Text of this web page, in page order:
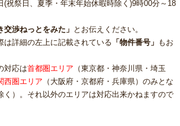
(祝祭日、夏季・年末年始休暇時除く)9時00分～18
交渉ねっとをみた」
とお伝えください。
は詳細の左上に記載されている 「物件番号」 もお
対応は首都圏エリア （東京都・神奈川県・埼玉
西圏エリア （大阪府・京都府・兵庫県）のみとな
く）。それ以外のエリアは対応出来かねますので